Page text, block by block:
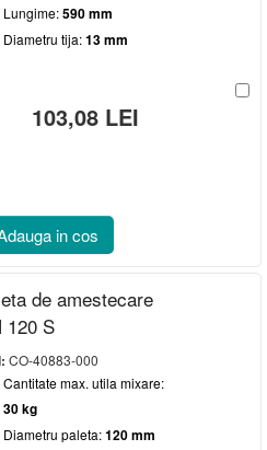
Lungime:590 mm
Diametru tija:13 mm
103,08 LEI
in cos
de amestecare
120 S
CO-40883-000
Cantitate max. utila mixare:
30 kg
Diametru paleta:120 mm